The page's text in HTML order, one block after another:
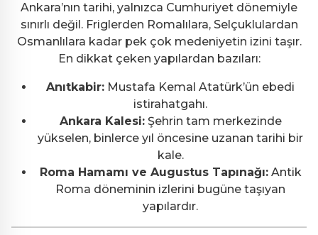
Ankara’nın tarihi, yalnızca Cumhuriyet dönemiyle
sınırlı değil. Friglerden Romalılara, Selçuklulardan
Osmanlılara kadar pek çok medeniyetin izini taşır.
En dikkat çeken yapılardan bazıları:
Anıtkabir: Mustafa Kemal Atatürk’ün ebedi
istirahatgahı.
Ankara Kalesi:Şehrin tam merkezinde
yükselen, binlerce yıl öncesine uzanan tarihi bir
kale.
Roma Hamamı ve Augustus Tapınağı:Antik
Roma döneminin izlerini bugüne taşıyan
yapılardır.